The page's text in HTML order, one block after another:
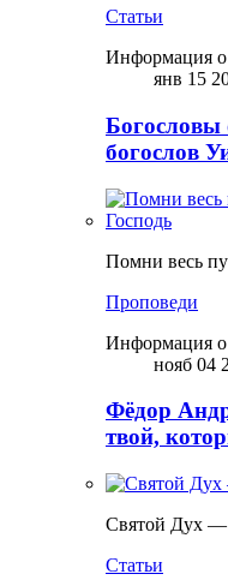
Статьи
Информация о
янв 15
Богословы
богослов
Помни весь
Проповеди
Информация о
нояб 04
Фёдор
твой,
Святой Дух —
Статьи